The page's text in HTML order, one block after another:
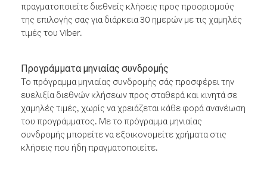
πραγματοποιείτε διεθνείς κλήσεις προς προορισμούς
της επιλογής σας για διάρκεια 30 ημερών με τις χαμηλές
τιμές του Viber.
Προγράμματα μηνιαίας συνδρομής
Το πρόγραμμα μηνιαίας συνδρομής σάς προσφέρει την
ευελιξία διεθνών κλήσεων προς σταθερά και κινητά σε
χαμηλές τιμές, χωρίς να χρειάζεται κάθε φορά ανανέωση
του προγράμματος. Με το πρόγραμμα μηνιαίας
συνδρομής μπορείτε να εξοικονομείτε χρήματα στις
κλήσεις που ήδη πραγματοποιείτε.